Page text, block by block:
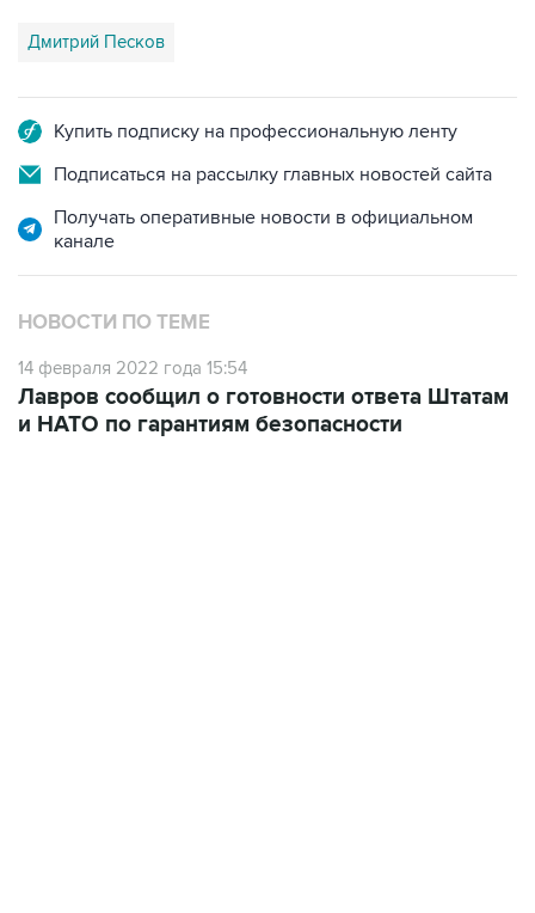
Дмитрий Песков
Купить подписку на профессиональную ленту
Подписаться на рассылку главных новостей сайта
Получать оперативные новости в официальном
канале
НОВОСТИ ПО ТЕМЕ
14 февраля 2022 года 15:54
Лавров сообщил о готовности ответа Штатам
и НАТО по гарантиям безопасности